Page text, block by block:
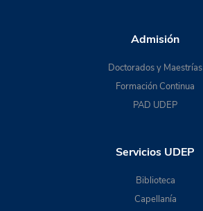
Admisión
Doctorados y Maestrías
Formación Continua
PAD UDEP
Servicios UDEP
Biblioteca
Capellanía